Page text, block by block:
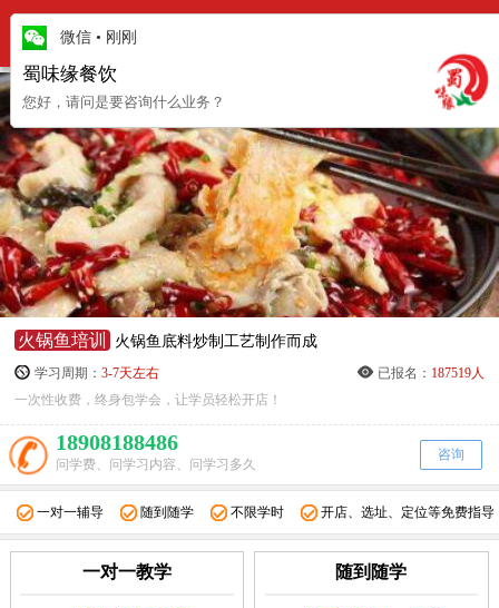
微信 • 刚刚
蜀味缘餐饮
您好，请问是要咨询什么业务？
火锅鱼培训 火锅鱼底料炒制工艺制作而成
学习周期：3-7天左右 已报名： 187519人
一次性收费，终身包学会，让学员轻松开店！
18908188486
问学费、问学习内容、问学习多久
咨询
一对一辅导 随到随学 不限学时 开店、选址、定位等免费指导
一对一教学 随到随学